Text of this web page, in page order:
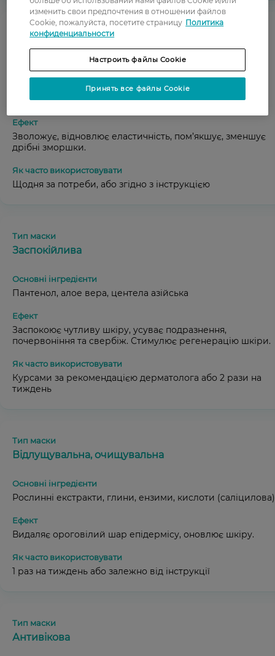
Зволожувальна
Гіалуронова кислота, колаген, алое вера, гліцерин,
рослинні екстракти, продукти бджільництва
Зволожує, відновлює еластичність, пом’якшує, зменшує
дрібні зморшки.
Щодня за потреби, або згідно з інструкцією
Заспокійлива
Пантенол, алое вера, центела азійська
Заспокоює чутливу шкіру, усуває подразнення,
почервоніння та свербіж. Стимулює регенерацію шкіри.
Курсами за рекомендацією дерматолога або 2 рази на
тиждень
Відлущувальна, очищувальна
Рослинні екстракти, глини, ензими, кислоти (саліцилова)
Видаляє ороговілий шар епідермісу, оновлює шкіру.
1 раз на тиждень або залежно від інструкції
Антивікова
изменить свои предпочтения в отношении файлов
Cookie, пожалуйста, посетите страницу Политика
конфиденциальности
Настроить файлы Cookie
Принять все файлы Cookie